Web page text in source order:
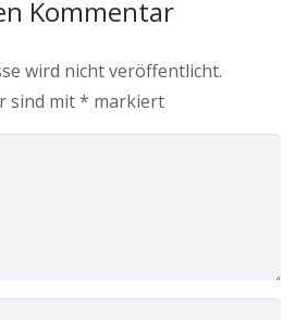
Kommentar
wird nicht veröffentlicht.
sind mit* markiert